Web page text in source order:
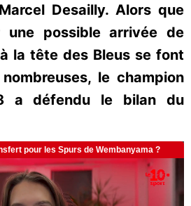
Desailly. Alors que
une possible arrivée de
la tête des Bleus se font
le champion
a défendu le bilan du